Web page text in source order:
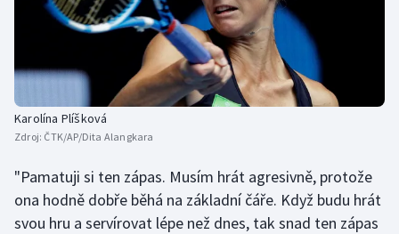
Karolína Plíšková
Zdroj: ČTK/AP/Dita Alangkara
"Pamatuji si ten zápas. Musím hrát agresivně, protože
ona hodně dobře běhá na základní čáře. Když budu hrát
svou hru a servírovat lépe než dnes, tak snad ten zápas